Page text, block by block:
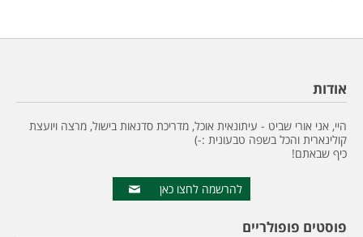
אודות
היי, אני אורי שביט - עיתונאית אוכל, מדריכת סדנאות בישול, מרצה ויועצת
קולינארית והכל בשפה טבעונית :-)
כיף שבאתם!
להרשמה לחצו כאן
פוסטים פופולריים